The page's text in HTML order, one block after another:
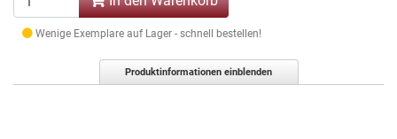
Wenige Exemplare auf Lager - schnell bestellen!
Produktinformationen einblenden